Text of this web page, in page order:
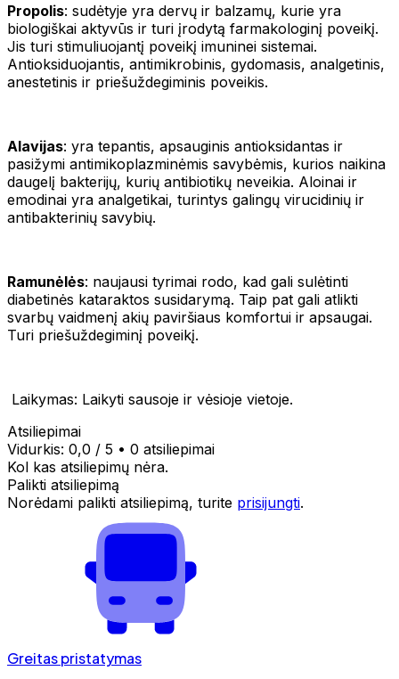
Propolis: sudėtyje yra dervų ir balzamų, kurie yra
biologiškai aktyvūs ir turi įrodytą farmakologinį poveikį.
Jis turi stimuliuojantį poveikį imuninei sistemai.
Antioksiduojantis, antimikrobinis, gydomasis, analgetinis,
anestetinis ir priešuždegiminis poveikis.
Alavijas: yra tepantis, apsauginis antioksidantas ir
pasižymi antimikoplazminėmis savybėmis, kurios naikina
daugelį bakterijų, kurių antibiotikų neveikia. Aloinai ir
emodinai yra analgetikai, turintys galingų virucidinių ir
antibakterinių savybių.
Ramunėlės: naujausi tyrimai rodo, kad gali sulėtinti
diabetinės kataraktos susidarymą. Taip pat gali atlikti
svarbų vaidmenį akių paviršiaus komfortui ir apsaugai.
Turi priešuždegiminį poveikį.
Laikymas: Laikyti sausoje ir vėsioje vietoje.
Atsiliepimai
Vidurkis: 0,0 / 5 • 0 atsiliepimai
Kol kas atsiliepimų nėra.
Palikti atsiliepimą
Norėdami palikti atsiliepimą, turite prisijungti.
Greitas pristatymas